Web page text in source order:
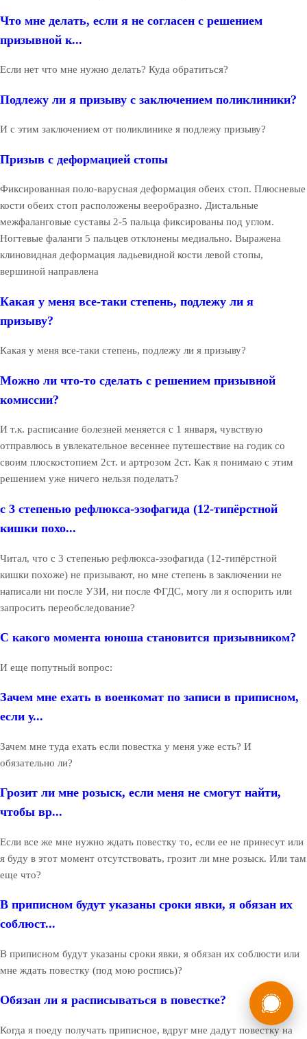
Что мне делать, если я не согласен с решением
призывной к...
Если нет что мне нужно делать? Куда обратиться?
Подлежу ли я призыву с заключением поликлиники?
И с этим заключением от поликлинике я подлежу призыву?
Призыв с деформацией стопы
Фиксированная поло-варусная деформация обеих стоп. Плюсневые
кости обеих стоп расположены вееробразно. Дистальные
межфаланговые суставы 2-5 пальца фиксированы под углом.
Ногтевые фаланги 5 пальцев отклонены медиально. Выражена
клиновидная деформация ладьевидной кости левой стопы,
вершиной направлена
Какая у меня все-таки степень, подлежу ли я
призыву?
Какая у меня все-таки степень, подлежу ли я призыву?
Можно ли что-то сделать с решением призывной
комиссии?
И т.к. расписание болезней меняется с 1 января, чувствую
отправлюсь в увлекательное весеннее путешествие на годик со
своим плоскостопием 2ст. и артрозом 2ст. Как я понимаю с этим
решением уже ничего нельзя поделать?
с 3 степенью рефлюкса-эзофагида (12-типёрстной
кишки похо...
Читал, что с 3 степенью рефлюкса-эзофагида (12-типёрстной
кишки похоже) не призывают, но мне степень в заключении не
написали ни после УЗИ, ни после ФГДС, могу ли я оспорить или
запросить переобследование?
С какого момента юноша становится призывником?
И еще попутный вопрос:
Зачем мне ехать в военкомат по записи в приписном,
если у...
Зачем мне туда ехать если повестка у меня уже есть? И
обязательно ли?
Грозит ли мне розыск, если меня не смогут найти,
чтобы вр...
Если все же мне нужно ждать повестку то, если ее не принесут или
я буду в этот момент отсутствовать, грозит ли мне розыск. Или там
еще что?
В приписном будут указаны сроки явки, я обязан их
соблюст...
В приписном будут указаны сроки явки, я обязан их соблюсти или
мне ждать повестку (под мою роспись)?
Обязан ли я расписываться в повестке?
Когда я поеду получать приписное, вдруг мне дадут повестку на